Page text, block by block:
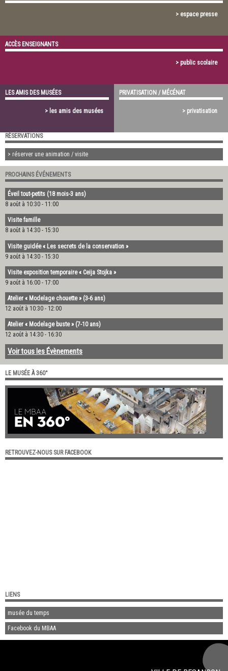
> espace presse
ACCÈS ENSEIGNANTS
> public scolaire
LES AMIS DES MUSÉES
> les amis des musées
PRIVATISATION / MÉCÉNAT
> privatisation
RÉSERVATIONS
> réserver une animation / visite
PROCHAINS ÉVÉNEMENTS
Éveil tout-petits (18 mois-3 ans)
8 août à 10:30 - 11:00
Visite famille
8 août à 14:30 - 15:30
Visite guidée « Les secrets de la conservation »
9 août à 14:30 - 15:30
Visite exposition temporaire « Ceija Stojka »
9 août à 16:00 - 17:00
Atelier « Modelage chouette » (3-6 ans)
12 août à 10:30 - 12:00
Atelier « Modelage buste » (7-10 ans)
12 août à 14:30 - 16:30
Voir tous les Évènements
LE MUSÉE À 360°
RETROUVEZ-NOUS SUR FACEBOOK
LIENS
musée du temps
Facebook du MBAA